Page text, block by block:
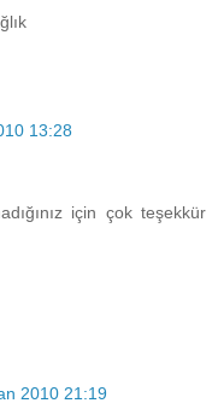
13:28
için çok teşekkür
2010 21:19